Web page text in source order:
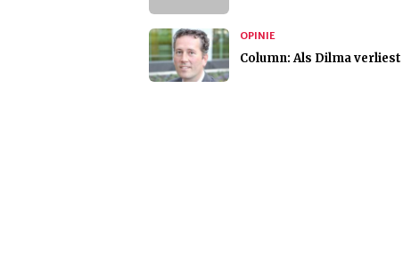
OPINIE
Column: Als Dilma verliest